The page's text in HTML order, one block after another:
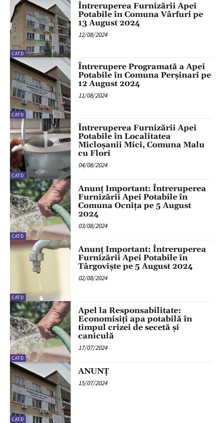
CATD
Întreruperea Furnizării Apei
Potabile în Comuna Vârfuri pe
13 August 2024
12/08/2024
CATD
Întrerupere Programată a Apei
Potabile în Comuna Perșinari pe
12 August 2024
11/08/2024
CATD
Întreruperea Furnizării Apei
Potabile în Localitatea
Micloșanii Mici, Comuna Malu
cu Flori
04/08/2024
CATD
Anunț Important: Întreruperea
Furnizării Apei Potabile în
Comuna Ocnița pe 5 August
2024
03/08/2024
CATD
Anunț Important: Întreruperea
Furnizării Apei Potabile în
Târgoviște pe 5 August 2024
02/08/2024
CATD
Apel la Responsabilitate:
Economisiți apa potabilă în
timpul crizei de secetă și
caniculă
17/07/2024
CATD
ANUNȚ
15/07/2024